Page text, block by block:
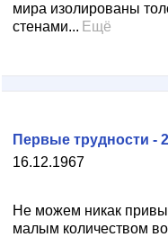
мира изолированы
стенами... Ещё
16.12.1967
Первые трудности - 2
Не можем никак
малым количеством